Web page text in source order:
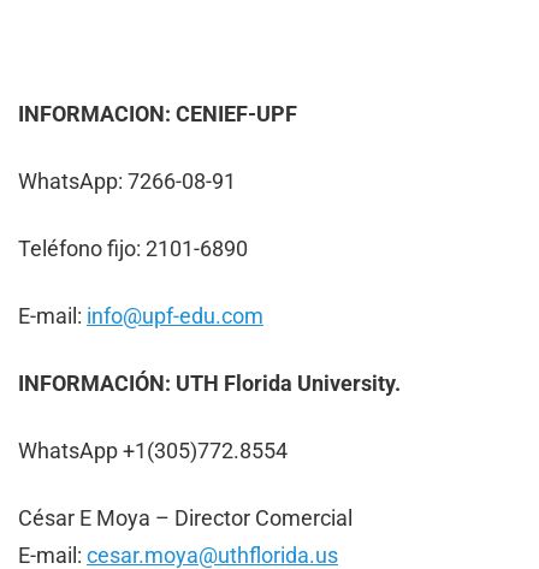
INFORMACION: CENIEF-UPF
WhatsApp: 7266-08-91
Teléfono fijo: 2101-6890
E-mail: info@upf-edu.com
INFORMACIÓN: UTH Florida University.
WhatsApp +1(305)772.8554
César E Moya – Director Comercial
E-mail: cesar.moya@uthflorida.us